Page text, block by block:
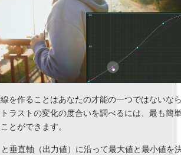
を作ることはあなたの才能の一つではないな
ラストの変化の度合いを調べるには、最も簡
とができます。
垂直軸（出力値）に沿って最大値と最小値を